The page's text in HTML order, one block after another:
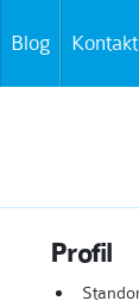
Blog Kontakt
Profil